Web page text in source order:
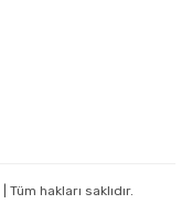
| Tüm hakları saklıdır.